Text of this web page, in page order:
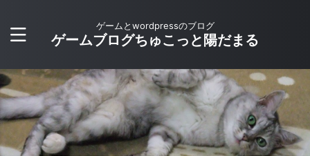
ゲームとwordpressのブログ
ゲームブログちゅこっと陽だまる